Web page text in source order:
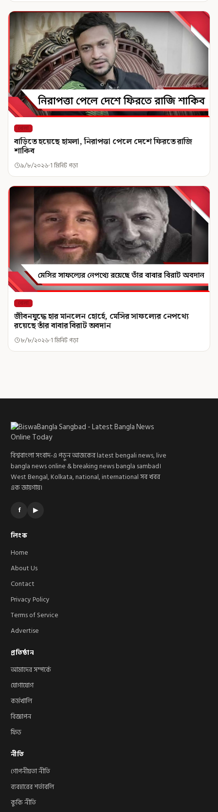
খেলা
বাড়িতে হয়েছে হামলা, নিরাপত্তা পেলে দেশে ফিরতে রাজি
শাকিব
৯/৮/২০২৬ 1 মিনিট পড়া
খেলা
জীবনযুদ্ধে হার মানলেন হোর্হে, মেসির সাফল্যের নেপথ্যে
রয়েছে তাঁর বাবার বিরাট অবদান
৮/৮/২০২৬ 1 মিনিট পড়া
বিশ্ববাংলা সংবাদ-এ পড়ুন আজকের latest bengali news, live
bangla news online & breaking news bangla sambad।
West Bengal, Kolkata, national, international সব খবর
এক জায়গায়।
f ▶
লিংক
Home
About Us
Contact
Privacy Policy
Terms of Service
Advertise
প্রতিষ্ঠান
আমাদের সম্পর্কে
যোগাযোগ
কর্মখালি
বিজ্ঞাপন
ফিড
নীতি
গোপনীয়তা নীতি
ব্যবহারের শর্তাবলি
কুকি নীতি